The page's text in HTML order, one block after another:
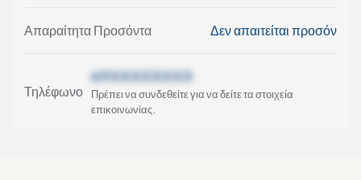
Απαραίτητα Προσόντα Δεν απαιτείται προσόν
Τηλέφωνο
69XXXXXXXX
Πρέπει να συνδεθείτε για να δείτε τα στοιχεία
επικοινωνίας.